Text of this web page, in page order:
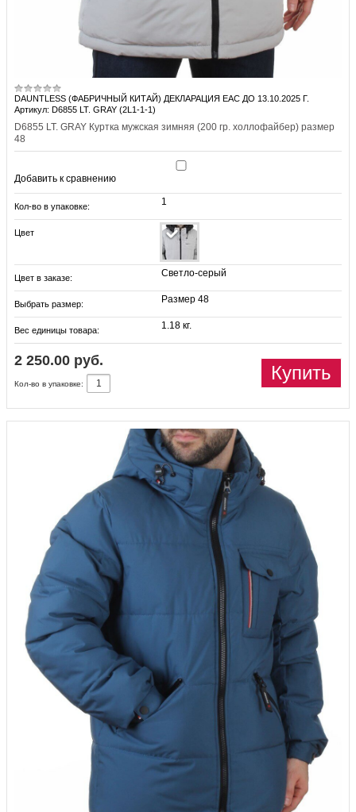
DAUNTLESS (ФАБРИЧНЫЙ КИТАЙ) ДЕКЛАРАЦИЯ EAC ДО 13.10.2025 Г.
Артикул: D6855 LT. GRAY (2L1-1-1)
D6855 LT. GRAY Куртка мужская зимняя (200 гр. холлофайбер) размер
48
Добавить к сравнению
Кол-во в упаковке: 1
Цвет
Цвет в заказе: Светло-серый
Выбрать размер: Размер 48
Вес единицы товара: 1.18 кг.
2 250.00 руб.
Купить
Кол-во в упаковке: